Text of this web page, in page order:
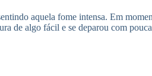
aquela fome intensa. Em
de algo fácil e se deparou com